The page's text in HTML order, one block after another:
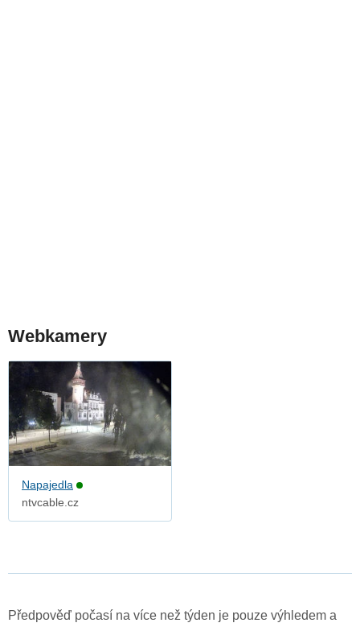
Webkamery
Napajedla
ntvcable.cz
Předpověď počasí na více než týden je pouze výhledem a